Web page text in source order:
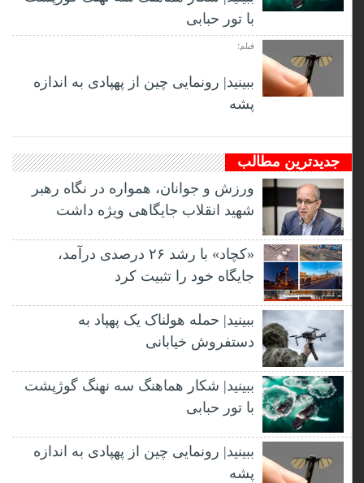
با تور حبابی
فیلم؛
ببینید| رونمایی چین از پهپادی به اندازه
پشه
جدیدترین مطالب
ورزش و جوانان، همواره در نگاه رهبر
شهید انقلاب جایگاهی ویژه داشت
«کچاد» با رشد ۲۶ درصدی درآمد،
جایگاه خود را تثبیت کرد
ببینید| حمله هولناک یک پهپاد به
دستفروش خیابانی
ببینید| شکار هماهنگ سه نهنگ گوژپشت
با تور حبابی
ببینید| رونمایی چین از پهپادی به اندازه
پشه